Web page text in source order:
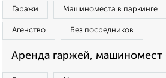
Гаражи Машиноместа в паркинге
Агенство Без посредников
Аренда гаржей, машиномест